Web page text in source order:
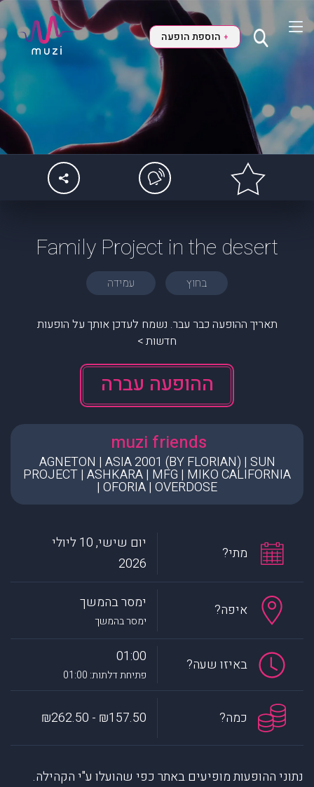
+ הוספת הופעה
Family Project in the desert
בחוץ עמידה
תאריך ההופעה כבר עבר. נשמח לעדכן אותך על הופעות
חדשות >
ההופעה עברה
muzi friends
AGNETON | ASIA 2001 (BY FLORIAN) | SUN
PROJECT | ASHKARA | MFG | MIKO CALIFORNIA
| OFORIA | OVERDOSE
מתי?
יום שישי, 10 ליולי
2026
איפה? ימסר בהמשך
ימסר בהמשך
באיזו שעה? 01:00
פתיחת דלתות: 01:00
כמה? ₪157.50 - ₪262.50
נתוני ההופעות מופיעים באתר כפי שהועלו ע"י הקהילה.